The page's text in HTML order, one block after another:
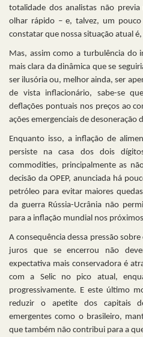
totalidade dos analistas não
olhar rápido – e, talvez, um
constatar que nossa situação atual
Mas, assim como a turbulência do
mais clara da dinâmica que se
ser ilusória ou, melhor ainda, ser
de vista inflacionário, sabe-se
deflações pontuais nos preços ao
ações emergenciais de desoneração
Enquanto isso, a inflação de
persiste na casa dos dois
commodities, principalmente as
decisão da OPEP, anunciada há
petróleo para evitar maiores
da guerra Rússia-Ucrânia não
para a inflação mundial nos
A consequência dessa pressão
juros que se encerrou não
expectativa mais conservadora é
com a Selic no pico atual,
progressivamente. E este último
reduzir o apetite dos capitais
emergentes como o brasileiro,
que também não contribui para a